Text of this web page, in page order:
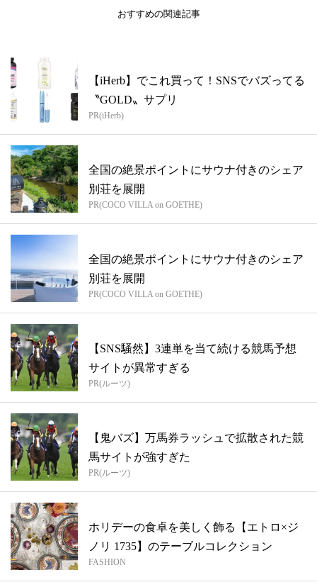
おすすめの関連記事
【iHerb】でこれ買って！SNSでバズってる
〝GOLD〟サプリ
PR(iHerb)
全国の絶景ポイントにサウナ付きのシェア
別荘を展開
PR(COCO VILLA on GOETHE)
全国の絶景ポイントにサウナ付きのシェア
別荘を展開
PR(COCO VILLA on GOETHE)
【SNS騒然】3連単を当て続ける競馬予想
サイトが異常すぎる
PR(ルーツ)
【鬼バズ】万馬券ラッシュで拡散された競
馬サイトが強すぎた
PR(ルーツ)
ホリデーの食卓を美しく飾る【エトロ×ジ
ノリ 1735】のテーブルコレクション
FASHION